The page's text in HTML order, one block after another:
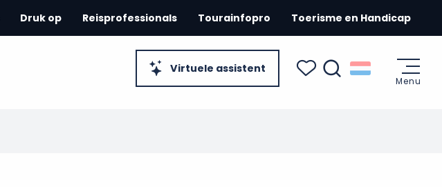
Virtuele assistent
Druk op Reisprofessionals Tourainfopro Toerisme en Handicap
Menu